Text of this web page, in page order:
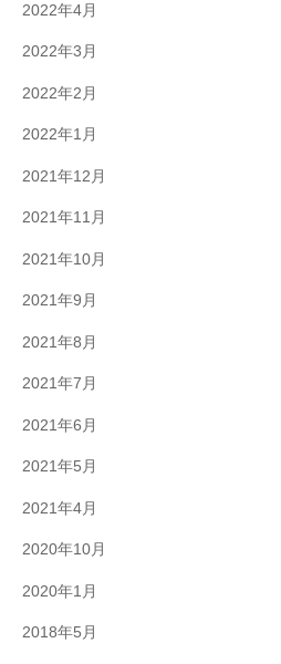
2022年4月
2022年3月
2022年2月
2022年1月
2021年12月
2021年11月
2021年10月
2021年9月
2021年8月
2021年7月
2021年6月
2021年5月
2021年4月
2020年10月
2020年1月
2018年5月